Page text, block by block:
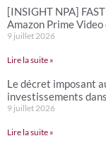
[INSIGHT NPA]
Amazon Prime
9 juillet 2026
Lire la suite »
Le décret imposant
investissements
9 juillet 2026
Lire la suite »